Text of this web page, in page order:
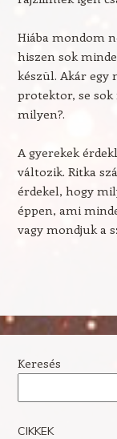
Hiába mondom
hiszen sok
készül. Akár egy
protektor, se
milyen?.
A gyerekek
változik. Ritka
érdekel, hogy
éppen, ami
vagy mondjuk a
Keresés
CIKKEK